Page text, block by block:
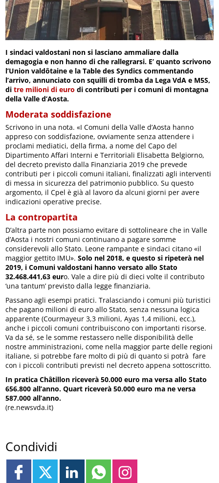
I sindaci valdostani non si lasciano ammaliare dalla
demagogia e non hanno di che rallegrarsi. E’ quanto scrivono
l’Union valdôtaine e la Table des Syndics commentando
l’arrivo, annunciato con squilli di tromba da Lega VdA e M5S,
di tre milioni di euro di contributi per i comuni di montagna
della Valle d’Aosta.
Moderata soddisfazione
Scrivono in una nota. «I Comuni della Valle d’Aosta hanno
appreso con soddisfazione, ovviamente senza attendere i
proclami mediatici, della firma, a nome del Capo del
Dipartimento Affari Interni e Territoriali Elisabetta Belgiorno,
del decreto previsto dalla Finanziaria 2019 che prevede
contributi per i piccoli comuni italiani, finalizzati agli interventi
di messa in sicurezza del patrimonio pubblico. Su questo
argomento, il Cpel è già al lavoro da alcuni giorni per avere
indicazioni operative precise.
La contropartita
D’altra parte non possiamo evitare di sottolineare che in Valle
d’Aosta i nostri comuni continuano a pagare somme
considerevoli allo Stato. Leone rampante e sindaci citano «il
maggior gettito IMU».Solo nel 2018, e questo si ripeterà nel
2019, i Comuni valdostani hanno versato allo Stato
32.468.441,63 euro. Vale a dire più di dieci volte il contributo
‘una tantum’ previsto dalla legge finanziaria.
Passano agli esempi pratici. Tralasciando i comuni più turistici
che pagano milioni di euro allo Stato, senza nessuna logica
apparente (Courmayeur 3,3 milioni, Ayas 1,4 milioni, ecc.),
anche i piccoli comuni contribuiscono con importanti risorse.
Va da sé, se le somme restassero nelle disponibilità delle
nostre amministrazioni, come nella maggior parte delle regioni
italiane, si potrebbe fare molto di più di quanto si potrà fare
con i piccoli contributi previsti nel decreto appena sottoscritto.
In pratica Châtillon riceverà 50.000 euro ma versa allo Stato
656.800 all’anno. Quart riceverà 50.000 euro ma ne versa
587.000 all’anno.
(re.newsvda.it)
Condividi